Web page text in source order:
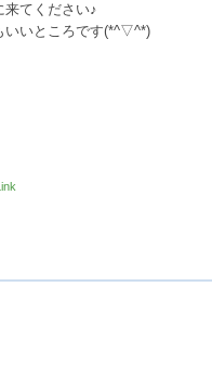
てください♪
いいところです(*^▽^*)